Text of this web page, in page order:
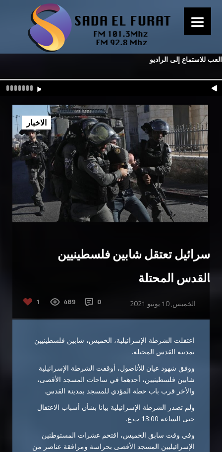
العب للاستماع إلى الراديو
إسرائيل تعتقل شابين فلسطينيين
بالقدس المحتلة
1 489 0 الخميس, 10 يونيو 2021
الاخبار
اعتقلت الشرطة الإسرائيلية، الخميس، شابين فلسطينيين
بمدينة القدس المحتلة.
ووفق شهود عيان للأناضول، أوقفت الشرطة الإسرائيلية
شابين فلسطينيين، أحدهما في ساحات المسجد الأقصى،
والأخر قرب باب حطة المؤدي للمسجد بمدينة القدس.
ولم تصدر الشرطة الإسرائيلية بيانا بشأن أسباب الاعتقال
حتى الساعة 13:00 ت.غ.
وفي وقت سابق الخميس، اقتحم عشرات المستوطنين
الإسرائيليين المسجد الأقصى بحراسة ومرافقة عناصر من